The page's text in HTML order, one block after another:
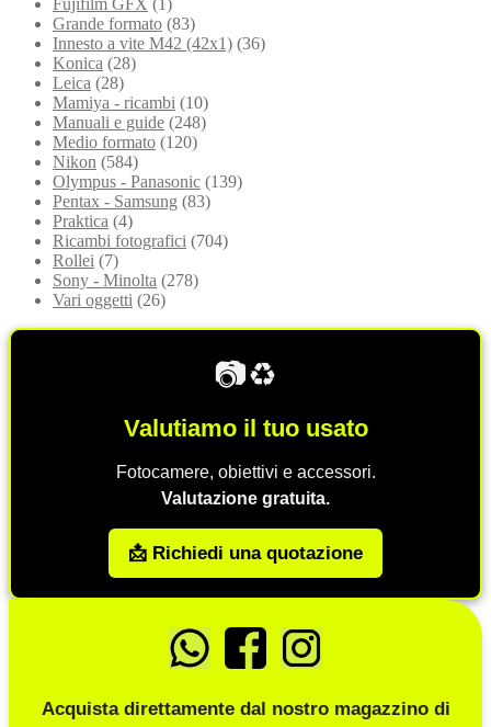
Grande formato (83)
Innesto a vite M42 (42x1) (36)
Konica (28)
Leica (28)
Mamiya - ricambi (10)
Manuali e guide (248)
Medio formato (120)
Nikon (584)
Olympus - Panasonic (139)
Pentax - Samsung (83)
Praktica (4)
Ricambi fotografici (704)
Rollei (7)
Sony - Minolta (278)
Vari oggetti (26)
📷♻️
Valutiamo il tuo usato
Fotocamere, obiettivi e accessori.
Valutazione gratuita.
📩 Richiedi una quotazione
Acquista direttamente dal nostro magazzino di